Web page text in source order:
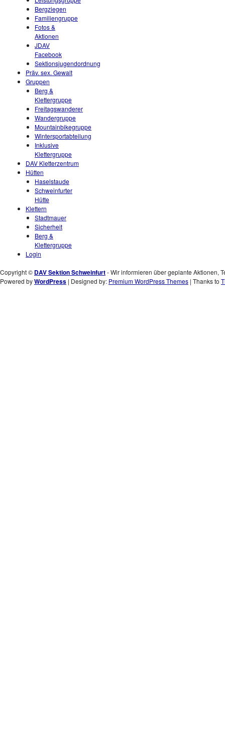
Bergziegen
Familiengruppe
Fotos &
Aktionen
JDAV
Facebook
Sektionsjugendordnung
Präv. sex. Gewalt
Gruppen
Berg &
Klettergruppe
Freitagswanderer
Wandergruppe
Mountainbikegruppe
Wintersportabteilung
Inklusive
Klettergruppe
DAV Kletterzentrum
Hütten
Haselstaude
Schweinfurter
Hütte
Klettern
Stadtmauer
Sicherheit
Berg &
Klettergruppe
Login
Copyright © DAV Sektion Schweinfurt- Wir informieren über geplante Aktionen,
Powered byWordPress | Designed by: Premium WordPress Themes | Thanks to